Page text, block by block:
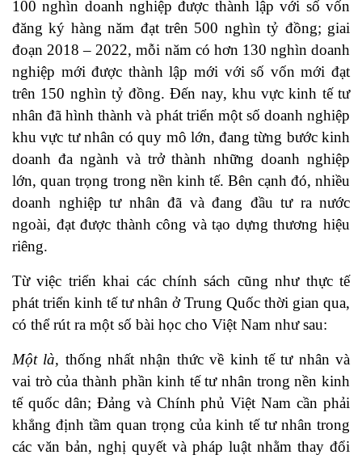
100 nghìn doanh nghiệp được thành lập với số vốn
đăng ký hàng năm đạt trên 500 nghìn tỷ đồng; giai
đoạn 2018 – 2022, mỗi năm có hơn 130 nghìn doanh
nghiệp mới được thành lập mới với số vốn mới đạt
trên 150 nghìn tỷ đồng. Đến nay, khu vực kinh tế tư
nhân đã hình thành và phát triển một số doanh nghiệp
khu vực tư nhân có quy mô lớn, đang từng bước kinh
doanh đa ngành và trở thành những doanh nghiệp
lớn, quan trọng trong nền kinh tế. Bên cạnh đó, nhiều
doanh nghiệp tư nhân đã và đang đầu tư ra nước
ngoài, đạt được thành công và tạo dựng thương hiệu
riêng.
Từ việc triển khai các chính sách cũng như thực tế
phát triển kinh tế tư nhân ở Trung Quốc thời gian qua,
có thể rút ra một số bài học cho Việt Nam như sau:
Một là, thống nhất nhận thức về kinh tế tư nhân và
vai trò của thành phần kinh tế tư nhân trong nền kinh
tế quốc dân; Đảng và Chính phủ Việt Nam cần phải
khẳng định tầm quan trọng của kinh tế tư nhân trong
các văn bản, nghị quyết và pháp luật nhằm thay đổi